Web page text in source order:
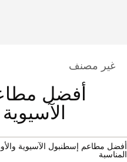
أفضل
Category
غير مصنف
أفضل مطاعم إسطنبول الآسيوية
المناسبة